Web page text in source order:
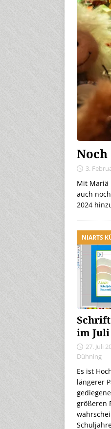
Noch
3.
Mit Mariä
auch
2024
NIARTS
im Juli
27. Juli
Dühning
Es ist
längerer
größeren